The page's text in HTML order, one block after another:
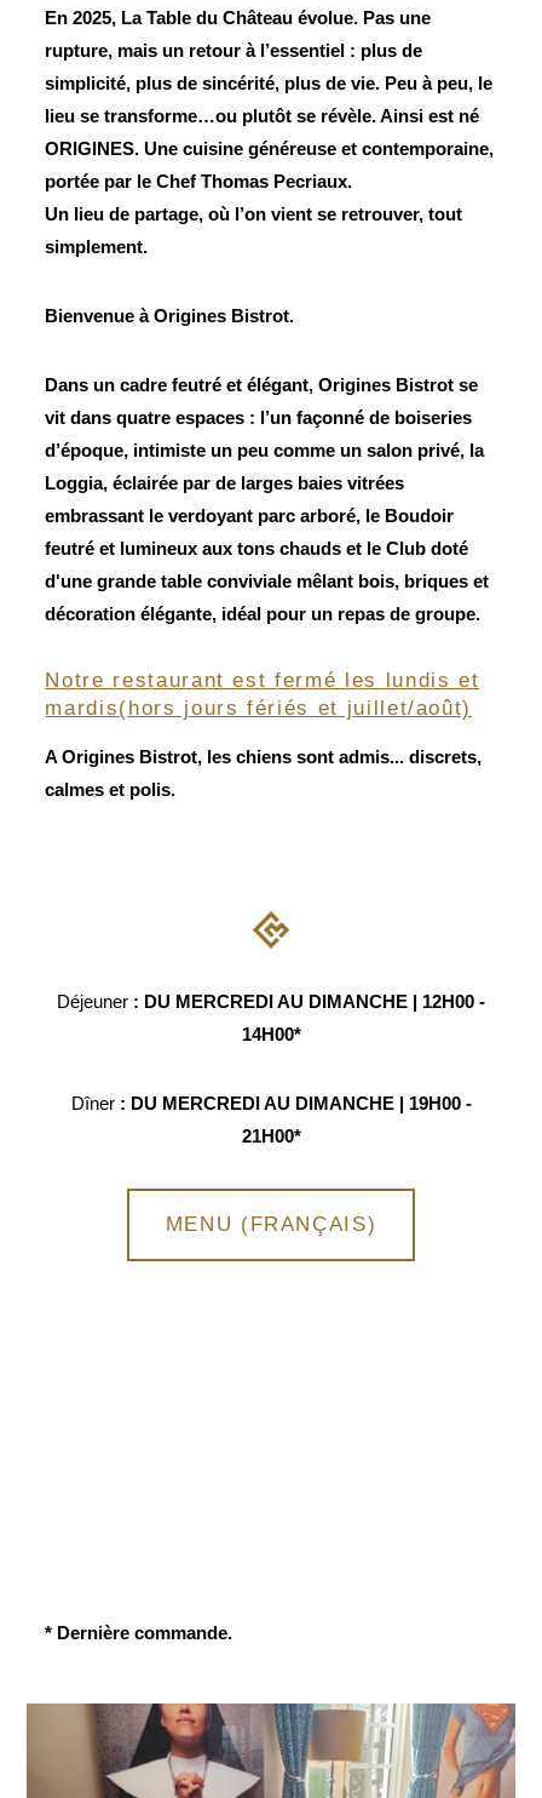
En 2025, La Table du Château évolue. Pas une
rupture, mais un retour à l’essentiel : plus de
simplicité, plus de sincérité, plus de vie. Peu à peu, le
lieu se transforme…ou plutôt se révèle. Ainsi est né
ORIGINES. Une cuisine généreuse et contemporaine,
portée par le Chef Thomas Pecriaux.
Un lieu de partage, où l’on vient se retrouver, tout
simplement.
Bienvenue à Origines Bistrot.
Dans un cadre feutré et élégant, Origines Bistrot se
vit dans quatre espaces : l’un façonné de boiseries
d’époque, intimiste un peu comme un salon privé, la
Loggia, éclairée par de larges baies vitrées
embrassant le verdoyant parc arboré, le Boudoir
feutré et lumineux aux tons chauds et le Club doté
d'une grande table conviviale mêlant bois, briques et
décoration élégante, idéal pour un repas de groupe.
Notre restaurant est fermé les lundis et
mardis(hors jours fériés et juillet/août)
A Origines Bistrot, les chiens sont admis... discrets,
calmes et polis.
Déjeuner : DU MERCREDI AU DIMANCHE | 12H00 -
14H00*
Dîner: DU MERCREDI AU DIMANCHE | 19H00 -
21H00*
MENU (FRANÇAIS)
* Dernière commande.